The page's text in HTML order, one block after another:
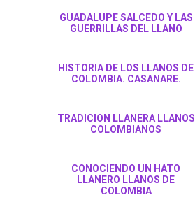
GUADALUPE SALCEDO Y LAS
GUERRILLAS DEL LLANO
HISTORIA DE LOS LLANOS DE
COLOMBIA. CASANARE.
TRADICION LLANERA LLANOS
COLOMBIANOS
CONOCIENDO UN HATO
LLANERO LLANOS DE
COLOMBIA